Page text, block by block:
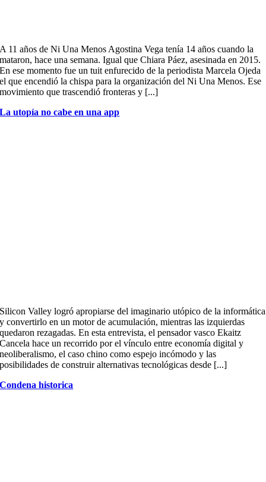
A 11 años de Ni Una Menos Agostina Vega tenía 14 años cuando la
mataron, hace una semana. Igual que Chiara Páez, asesinada en 2015.
En ese momento fue un tuit enfurecido de la periodista Marcela Ojeda
el que encendió la chispa para la organización del Ni Una Menos. Ese
movimiento que trascendió fronteras y [...]
La utopía no cabe en una app
Silicon Valley logró apropiarse del imaginario utópico de la informática
y convertirlo en un motor de acumulación, mientras las izquierdas
quedaron rezagadas. En esta entrevista, el pensador vasco Ekaitz
Cancela hace un recorrido por el vínculo entre economía digital y
neoliberalismo, el caso chino como espejo incómodo y las
posibilidades de construir alternativas tecnológicas desde [...]
Condena historica